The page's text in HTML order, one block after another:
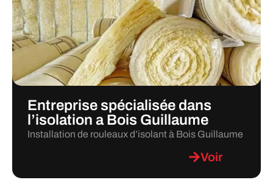
Entreprise spécialisée dans
l’isolation a Bois Guillaume
Installation de rouleaux d’isolant à Bois Guillaume
Voir